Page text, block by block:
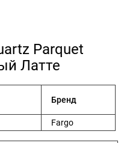
Parquet
Латте
Бренд
Fargo